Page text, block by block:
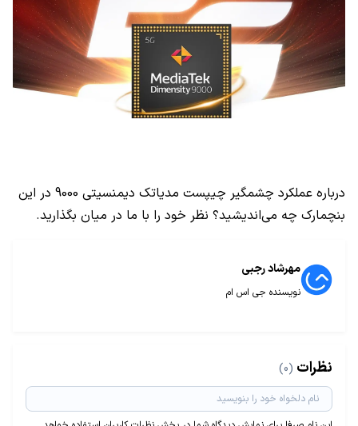
درباره عملکرد چشمگیر چیپست مدیاتک دیمنسیتی 9000 در این
بنچمارک چه می‌اندیشید؟ نظر خود را با ما در میان بگذارید.
مهرشاد رجبی
نویسنده جی اس ام
نظرات (0)